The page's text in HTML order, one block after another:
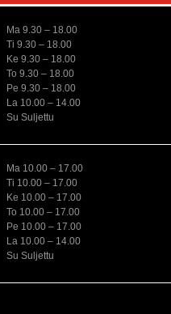
Ma 9.30 – 18.00
Ti 9.30 – 18.00
Ke 9.30 – 18.00
To 9.30 – 18.00
Pe 9.30 – 18.00
La 10.00 – 14.00
Su Suljettu
Ma 10.00 – 17.00
Ti 10.00 – 17.00
Ke 10.00 – 17.00
To 10.00 – 17.00
Pe 10.00 – 17.00
La 10.00 – 14.00
Su Suljettu